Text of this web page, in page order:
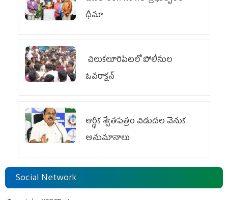
ధీమా
చిలుక‌లూరిపేట‌లో పోలీసుల
ఓవ‌రాక్ష‌న్‌
ఆర్థిక శ్వేతపత్రం విడుదల వెనుక
అనుమానాలు
Social Network